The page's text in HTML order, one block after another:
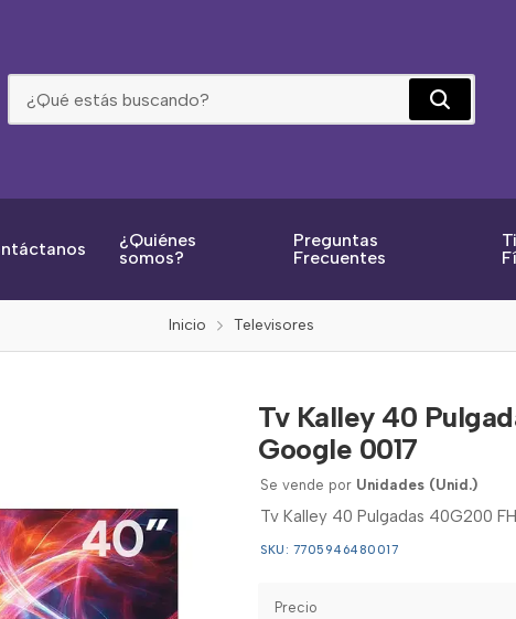
¿Quiénes
somos?
Preguntas
Frecuentes
Inicio Televisores
Tv Kalley 40
Google 0017
Se vende por Unidades (Unid.)
Tv Kalley 40 Pulgadas 40G200
SKU: 7705946480017
Precio